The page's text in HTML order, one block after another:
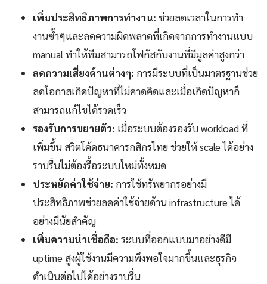
เพิ่มประสิทธิภาพการทำงาน: ช่วยลดเวลาในการทำ
งานซ้ำๆและลดความผิดพลาดที่เกิดจากการทำงานแบบ
manual ทำให้ทีมสามารถโฟกัสกับงานที่มีมูลค่าสูงกว่า
ลดความเสี่ยงด้านต่างๆ: การมีระบบที่เป็นมาตรฐานช่วย
ลดโอกาสเกิดปัญหาที่ไม่คาดคิดและเมื่อเกิดปัญหาก็
สามารถแก้ไขได้รวดเร็ว
รองรับการขยายตัว: เมื่อระบบต้องรองรับ workload ที่
เพิ่มขึ้น สวิตโค้ดธนาคารกสิกรไทย ช่วยให้ scale ได้อย่าง
ราบรื่นไม่ต้องรื้อระบบใหม่ทั้งหมด
ประหยัดค่าใช้จ่าย: การใช้ทรัพยากรอย่างมี
ประสิทธิภาพช่วยลดค่าใช้จ่ายด้าน infrastructure ได้
อย่างมีนัยสำคัญ
เพิ่มความน่าเชื่อถือ: ระบบที่ออกแบบมาอย่างดีมี
uptime สูงผู้ใช้งานมีความพึงพอใจมากขึ้นและธุรกิจ
ดำเนินต่อไปได้อย่างราบรื่น